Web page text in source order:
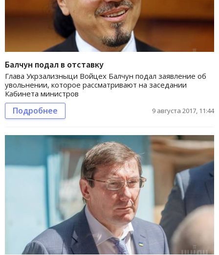
Балчун подал в отставку
Глава Укрзализныци Войцех Балчун подал заявление об
увольнении, которое рассматривают на заседании
Кабинета министров
Подробнее 9 августа 2017, 11:44